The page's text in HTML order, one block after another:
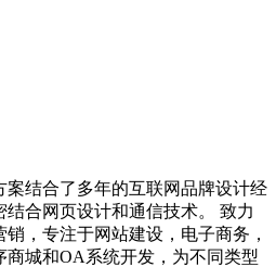
结合了多年的互联网品牌设计经
合网页设计和通信技术。 致力
，专注于网站建设，电子商务，
城和OA系统开发，为不同类型